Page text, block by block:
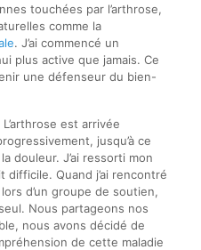
touchées par l’arthrose,
comme la
. J’ai commencé un
plus active que jamais. Ce
une défenseur du bien-
L’arthrose est arrivée
jusqu’à ce
douleur. J’ai ressorti mon
difficile. Quand j’ai rencontré
d’un groupe de soutien,
Nous partageons nos
nous avons décidé de
de cette maladie